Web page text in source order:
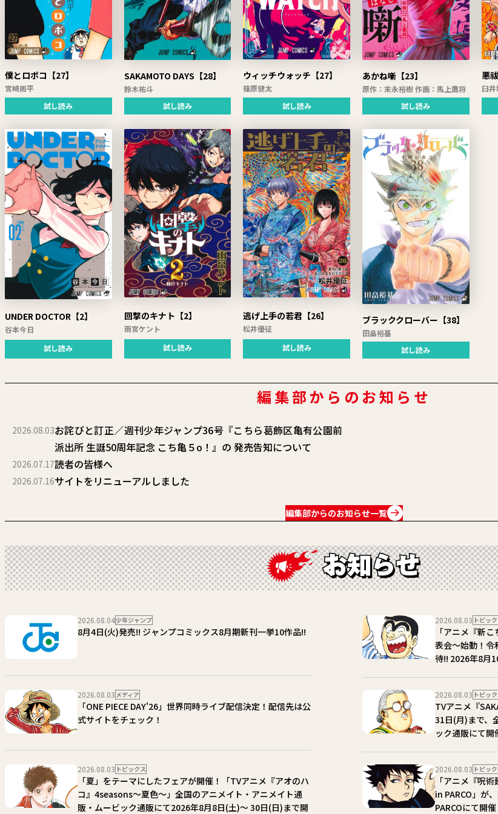
僕とロボコ【27】
宮崎周平
試し読み
SAKAMOTO DAYS【28】
鈴木祐斗
試し読み
ウィッチウォッチ【27】
篠原健太
試し読み
あかね噺【23】
原作：末永裕樹 作画：馬上鷹将
試し読み
悪
臼
UNDER DOCTOR【2】
谷本今日
試し読み
回撃のキナト【2】
雨宮ケント
試し読み
逃げ上手の若君【26】
松井優征
試し読み
ブラッククローバー【38】
田畠裕基
試し読み
編集部からのお知らせ
2026.08.03お詫びと訂正／週刊少年ジャンプ36号『こちら葛飾区亀有公園前
派出所 生誕50周年記念 こち亀５o！』の 発売告知について
2026.07.17読者の皆様へ
2026.07.16サイトをリニューアルしました
編集部からのお知らせ一覧
2026.08.04少年ジャンプ
8月4日(火)発売!! ジャンプコミックス8月期新刊一挙10作品!!
2026.08.03 トピッ
「アニメ『新
表会～始動！令
待!! 2026年8月
2026.08.03 メディア
「ONE PIECE DAY'26」世界同時ライブ配信決定！配信先は公
式サイトをチェック！
2026.08.03 トピッ
TVアニメ『
31日(月)まで、
ック通販にて開
2026.08.03 トピックス
「夏」をテーマにしたフェアが開催！「TVアニメ『アオのハ
コ』4seasons〜夏色〜」全国のアニメイト・アニメイト通
販・ムービック通販にて2026年8月8日(土)〜 30日(日)まで開
2026.08.03 トピッ
「アニメ『呪
in PARCO」が
PARCOにて開